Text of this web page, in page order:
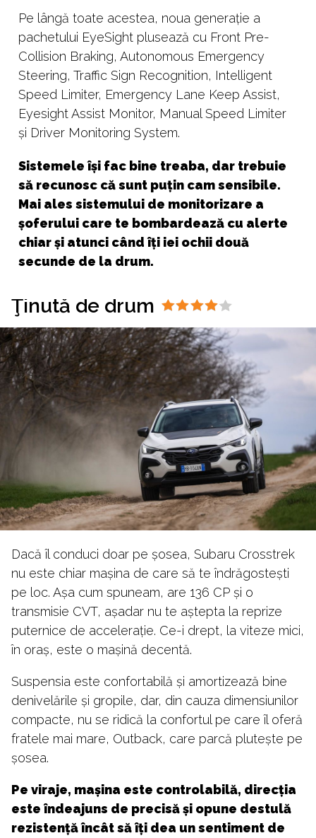
Pe lângă toate acestea, noua generație a
pachetului EyeSight plusează cu Front Pre-
Collision Braking, Autonomous Emergency
Steering, Traffic Sign Recognition, Intelligent
Speed Limiter, Emergency Lane Keep Assist,
Eyesight Assist Monitor, Manual Speed Limiter
și Driver Monitoring System.
Sistemele își fac bine treaba, dar trebuie
să recunosc că sunt puțin cam sensibile.
Mai ales sistemului de monitorizare a
șoferului care te bombardează cu alerte
chiar și atunci când îți iei ochii două
secunde de la drum.
Ţinută de drum
Dacă îl conduci doar pe șosea, Subaru Crosstrek
nu este chiar mașina de care să te îndrăgostești
pe loc. Așa cum spuneam, are 136 CP și o
transmisie CVT, așadar nu te aștepta la reprize
puternice de accelerație. Ce-i drept, la viteze mici,
în oraș, este o mașină decentă.
Suspensia este confortabilă și amortizează bine
denivelările și gropile, dar, din cauza dimensiunilor
compacte, nu se ridică la confortul pe care îl oferă
fratele mai mare, Outback, care parcă plutește pe
șosea.
Pe viraje, mașina este controlabilă, direcția
este îndeajuns de precisă și opune destulă
rezistență încât să îți dea un sentiment de